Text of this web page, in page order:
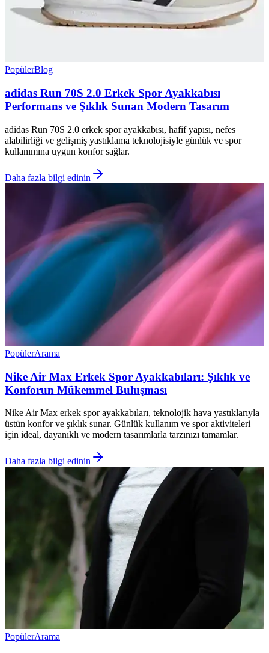
PopülerBlog
adidas Run 70S 2.0 Erkek Spor Ayakkabısı
Performans ve Şıklık Sunan Modern Tasarım
adidas Run 70S 2.0 erkek spor ayakkabısı, hafif yapısı, nefes
alabilirliği ve gelişmiş yastıklama teknolojisiyle günlük ve spor
kullanımına uygun konfor sağlar.
Daha fazla bilgi edinin
PopülerArama
Nike Air Max Erkek Spor Ayakkabıları: Şıklık ve
Konforun Mükemmel Buluşması
Nike Air Max erkek spor ayakkabıları, teknolojik hava yastıklarıyla
üstün konfor ve şıklık sunar. Günlük kullanım ve spor aktiviteleri
için ideal, dayanıklı ve modern tasarımlarla tarzınızı tamamlar.
Daha fazla bilgi edinin
PopülerArama